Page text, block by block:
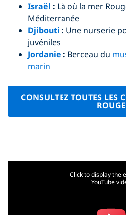
Israël : Là où la mer
Méditerranée
Djibouti : Une nurserie
juvéniles
Jordanie : Berceau du
marin
CONSULTEZ TOUTES LES
ROUGE
Click to display the
YouTube